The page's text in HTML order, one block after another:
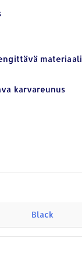
materiaali
karvareunus
Black